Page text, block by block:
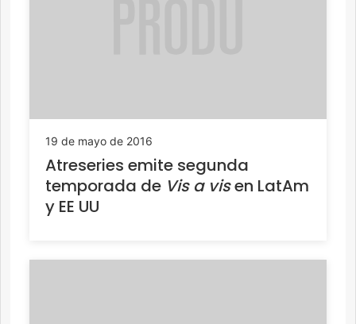
19 de mayo de 2016
Atreseries emite segunda
temporada de Vis a visen LatAm
y EE UU